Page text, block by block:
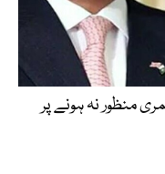
منظور نہ ہونے پر